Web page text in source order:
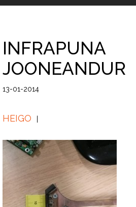
INFRAPUNA
JOONEANDUR
13-01-2014
HEIGO